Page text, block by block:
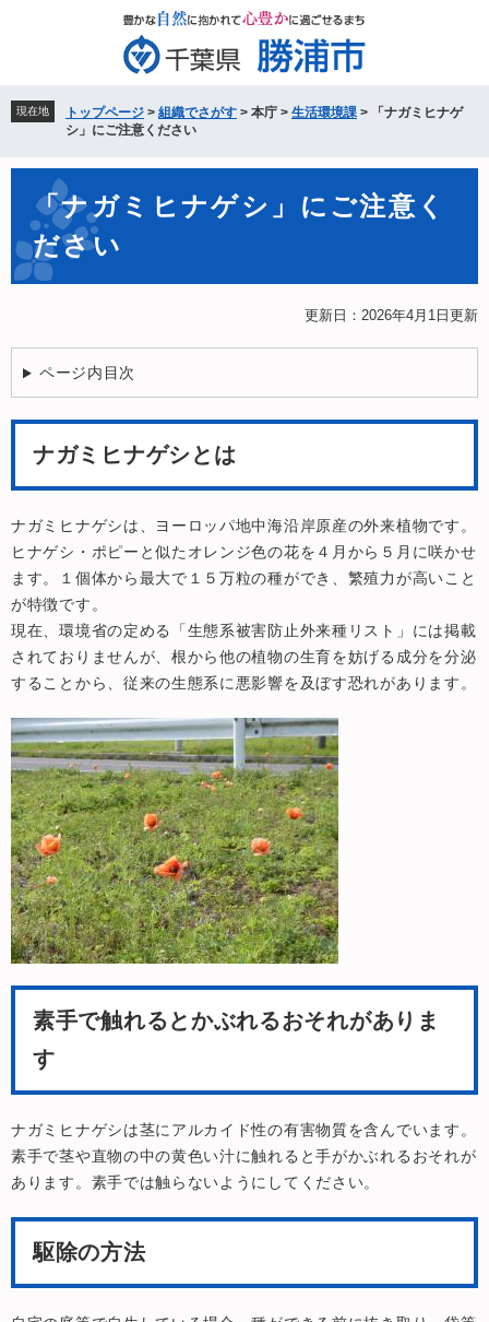
先
頭
す。
を
飛
し
現在地 トップページ > 組織でさがす > 本庁 > 生活環境課 >
「ナガミヒナゲ
シ」にご注意ください
「ナガミヒナゲシ」にご注意く
ださい
更新日：2026年4月1日更新
ページ内目次
ナガミヒナゲシとは
ナガミヒナゲシは、ヨーロッパ地中海沿岸原産の外来植物です。
ヒナゲシ・ポピーと似たオレンジ色の花を４月から５月に咲かせ
ます。１個体から最大で１５万粒の種ができ、繁殖力が高いこと
が特徴です。
現在、環境省の定める「生態系被害防止外来種リスト」には掲載
されておりませんが、根から他の植物の生育を妨げる成分を分泌
することから、従来の生態系に悪影響を及ぼす恐れがあります。
素手で触れるとかぶれるおそれがありま
す
ナガミヒナゲシは茎にアルカイド性の有害物質を含んでいます。
素手で茎や直物の中の黄色い汁に触れると手がかぶれるおそれが
あります。素手では触らないようにしてください。
駆除の方法